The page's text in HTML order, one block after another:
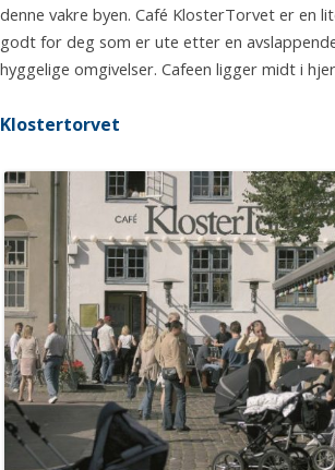
denne vakre byen. Café KlosterTorvet er en
godt for deg som er ute etter en
hyggelige omgivelser. Cafeen ligger midt i
Klostertorvet